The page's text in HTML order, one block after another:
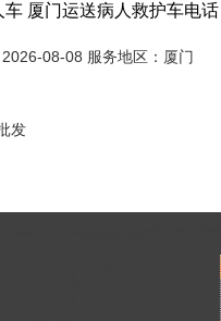
车 厦门运送病人救护车电话
08-08 服务地区：厦门
发